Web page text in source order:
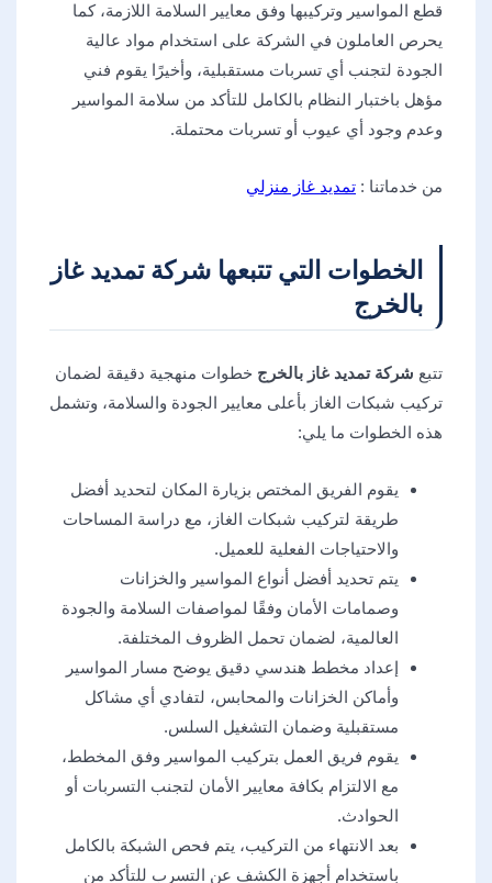
قطع المواسير وتركيبها وفق معايير السلامة اللازمة، كما
يحرص العاملون في الشركة على استخدام مواد عالية
الجودة لتجنب أي تسربات مستقبلية، وأخيرًا يقوم فني
مؤهل باختبار النظام بالكامل للتأكد من سلامة المواسير
وعدم وجود أي عيوب أو تسربات محتملة.
من خدماتنا : تمديد غاز منزلي
الخطوات التي تتبعها شركة تمديد غاز
بالخرج
تتبع شركة تمديد غاز بالخرج خطوات منهجية دقيقة لضمان
تركيب شبكات الغاز بأعلى معايير الجودة والسلامة، وتشمل
هذه الخطوات ما يلي:
يقوم الفريق المختص بزيارة المكان لتحديد أفضل
طريقة لتركيب شبكات الغاز، مع دراسة المساحات
والاحتياجات الفعلية للعميل.
يتم تحديد أفضل أنواع المواسير والخزانات
وصمامات الأمان وفقًا لمواصفات السلامة والجودة
العالمية، لضمان تحمل الظروف المختلفة.
إعداد مخطط هندسي دقيق يوضح مسار المواسير
وأماكن الخزانات والمحابس، لتفادي أي مشاكل
مستقبلية وضمان التشغيل السلس.
يقوم فريق العمل بتركيب المواسير وفق المخطط،
مع الالتزام بكافة معايير الأمان لتجنب التسربات أو
الحوادث.
بعد الانتهاء من التركيب، يتم فحص الشبكة بالكامل
باستخدام أجهزة الكشف عن التسرب للتأكد من